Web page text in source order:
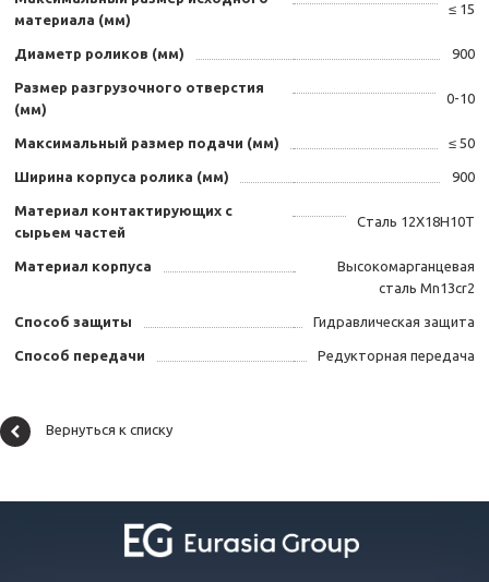
материала (мм)
≤ 15
Диаметр роликов (мм) 900
Размер разгрузочного отверстия
(мм)
0-10
Максимальный размер подачи (мм) ≤ 50
Ширина корпуса ролика (мм) 900
Материал контактирующих с
сырьем частей
Сталь 12Х18Н10Т
Материал корпуса
Высокомарганцевая
сталь Mn13cr2
Способ защиты Гидравлическая защита
Способ передачи Редукторная передача
Вернуться к списку